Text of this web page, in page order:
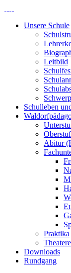
Unsere Schule
Leitbild
Schulleben
Abitur
Praktika
Downloads
Rundgang